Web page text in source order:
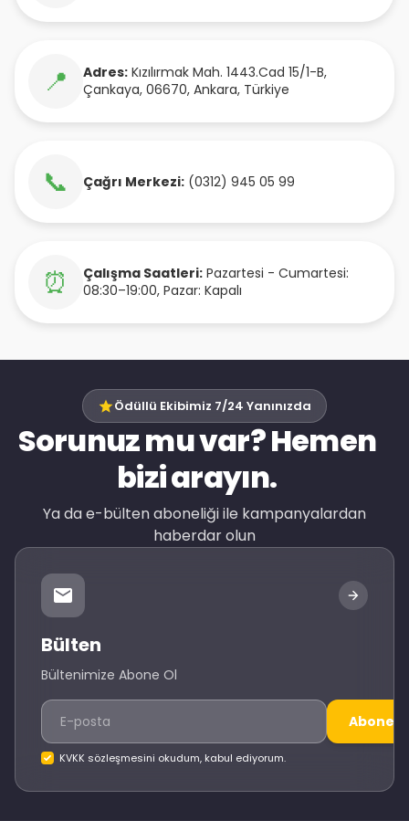
📍 Adres: Kızılırmak Mah. 1443.Cad 15/1-B,
Çankaya, 06670, Ankara, Türkiye
📞 Çağrı Merkezi: (0312) 945 05 99
⏰ Çalışma Saatleri: Pazartesi - Cumartesi:
08:30–19:00, Pazar: Kapalı
Ödüllü Ekibimiz 7/24 Yanınızda
Sorunuz mu var? Hemen
bizi arayın.
Ya da e-bülten aboneliği ile kampanyalardan
haberdar olun
Bülten
Bültenimize Abone Ol
Abone
KVKK sözleşmesini okudum, kabul ediyorum.